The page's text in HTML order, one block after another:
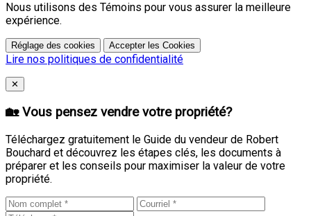
Nous utilisons des Témoins pour vous assurer la meilleure
expérience.
Réglage des cookies Accepter les Cookies
Lire nos politiques de confidentialité
Close
✕
🏡 Vous pensez vendre votre propriété?
Téléchargez gratuitement le Guide du vendeur de Robert
Bouchard et découvrez les étapes clés, les documents à
préparer et les conseils pour maximiser la valeur de votre
propriété.